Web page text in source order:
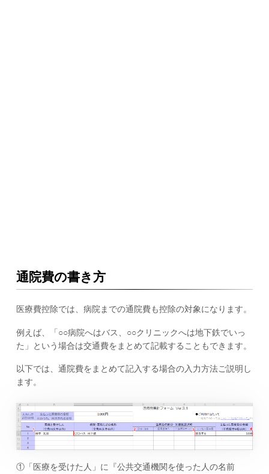
通院費の書き方
医療費控除では、病院までの通院費も控除の対象になります。
例えば、「○○病院へはバス、○○クリニックへは地下鉄でいっ
た」という場合は交通費をまとめて記載することもできます。
以下では、通院費をまとめて記入する場合の入力方法ご説明し
ます。
①「医療を受けた人」に『公共交通機関を使った人の名前